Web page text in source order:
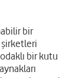
bir
bir kutu